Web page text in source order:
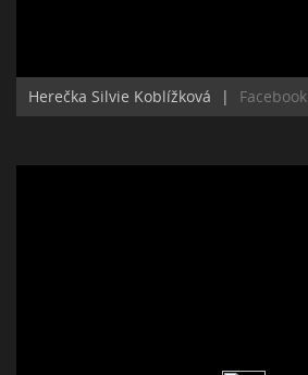
Herečka Silvie Koblížková | Facebook